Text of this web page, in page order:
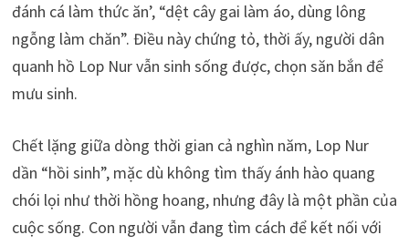
đánh cá làm thức ăn’, “dệt cây gai làm áo, dùng lông
ngỗng làm chăn”. Điều này chứng tỏ, thời ấy, người dân
quanh hồ Lop Nur vẫn sinh sống được, chọn săn bắn để
mưu sinh.
Chết lặng giữa dòng thời gian cả nghìn năm, Lop Nur
dần “hồi sinh”, mặc dù không tìm thấy ánh hào quang
chói lọi như thời hồng hoang, nhưng đây là một phần của
cuộc sống. Con người vẫn đang tìm cách để kết nối với